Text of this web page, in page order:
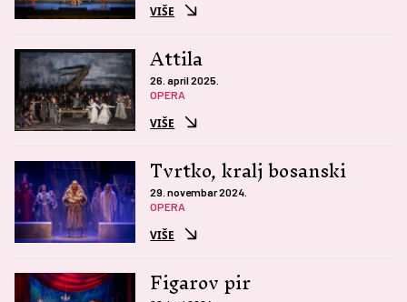
VIŠE
Attila
26. april 2025.
OPERA
VIŠE
Tvrtko, kralj bosanski
29. novembar 2024.
OPERA
VIŠE
Figarov pir